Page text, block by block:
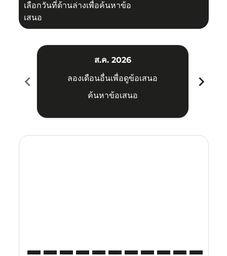
เลือกวันที่ด้านล่างเพื่อค้นหาข้อ
เสนอ
chevron_left
ส.ค. 2026
ลองเดือนอื่นเพื่อดูข้อเสนอ
ค้นหาข้อเสนอ
chevron_right